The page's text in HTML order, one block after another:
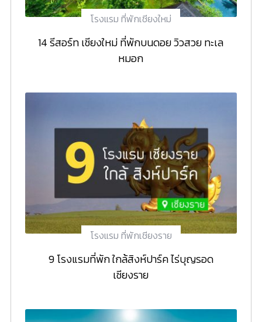
โรงแรม ที่พักเชียงใหม่
14 รีสอร์ท เชียงใหม่ ที่พักบนดอย วิวสวย ทะเล
หมอก
โรงแรม ที่พักเชียงราย
9 โรงแรมที่พัก ใกล้สิงห์ปาร์ค ไร่บุญรอด
เชียงราย